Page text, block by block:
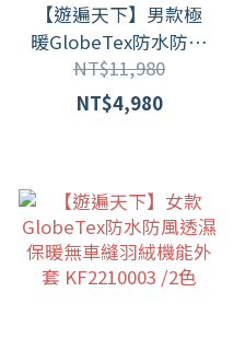
【遊遍天下】男款極
暖GlobeTex防水防風
保暖羽絨外套
GJ23055 (M-6L 大尺
碼) / 3色
NT$11,980
NT$4,980